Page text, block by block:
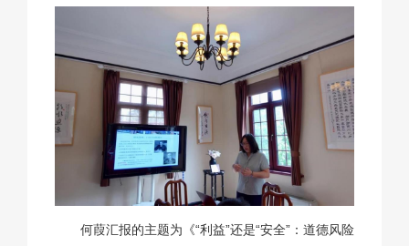
何葭汇报的主题为《“利益”还是“安全”：道德风险